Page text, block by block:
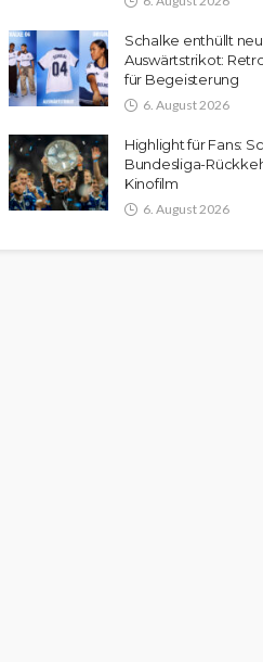
Schalke enthüllt
Auswärtstrikot:
für Begeisterung
6. August 2026
Highlight für Fans:
Bundesliga-
Kinofilm
6. August 2026